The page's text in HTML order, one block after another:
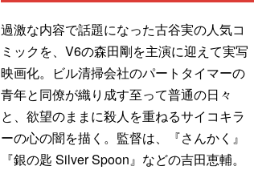
過激な内容で話題になった古谷実の人気コ
ミックを、V6の森田剛を主演に迎えて実写
映画化。ビル清掃会社のパートタイマーの
青年と同僚が織り成す至って普通の日々
と、欲望のままに殺人を重ねるサイコキラ
ーの心の闇を描く。監督は、『さんかく』
『銀の匙 Silver Spoon』などの吉田恵輔。